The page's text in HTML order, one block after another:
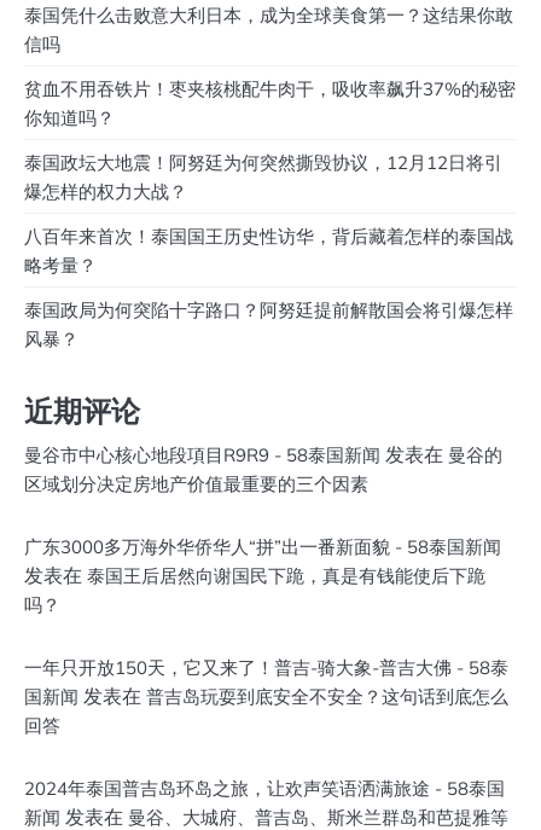
泰国凭什么击败意大利日本，成为全球美食第一？这结果你敢
信吗
贫血不用吞铁片！枣夹核桃配牛肉干，吸收率飙升37%的秘密
你知道吗？
泰国政坛大地震！阿努廷为何突然撕毁协议，12月12日将引
爆怎样的权力大战？
八百年来首次！泰国国王历史性访华，背后藏着怎样的泰国战
略考量？
泰国政局为何突陷十字路口？阿努廷提前解散国会将引爆怎样
风暴？
近期评论
曼谷市中心核心地段項目R9R9 - 58泰国新闻 发表在 曼谷的
区域划分决定房地产价值最重要的三个因素
广东3000多万海外华侨华人“拼”出一番新面貌 - 58泰国新闻
发表在 泰国王后居然向谢国民下跪，真是有钱能使后下跪
吗？
一年只开放150天，它又来了！普吉-骑大象-普吉大佛 - 58泰
国新闻 发表在 普吉岛玩耍到底安全不安全？这句话到底怎么
回答
2024年泰国普吉岛环岛之旅，让欢声笑语洒满旅途 - 58泰国
新闻 发表在 曼谷、大城府、普吉岛、斯米兰群岛和芭提雅等